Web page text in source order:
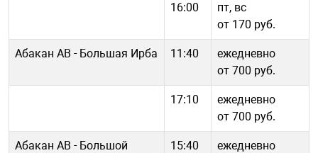
16:00
пт, вс
от 170 руб.
Абакан АВ - Большая Ирба 11:40
ежедневно
от 700 руб.
17:10
ежедневно
от 700 руб.
Абакан АВ - Большой
15:40
ежедневно